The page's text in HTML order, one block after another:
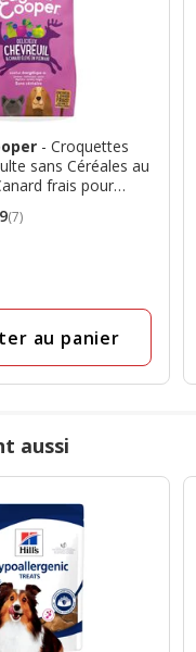
- Croquettes
sans Céréales au
frais pour
(7)
au panier
aussi